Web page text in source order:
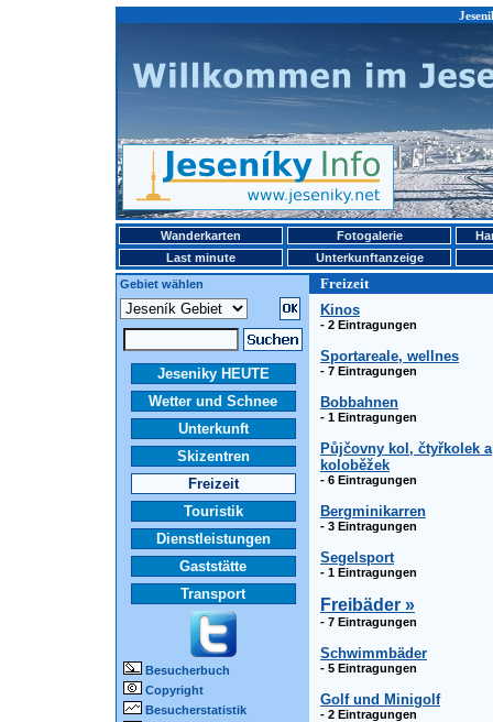
Wanderkarten Fotogalerie
Last minute
Unterkunftanzeige
Gebiet wählen
Freizeit
Jeseniky HEUTE
Wetter und Schnee
Unterkunft
Skizentren
Freizeit
Touristik
Dienstleistungen
Gaststätte
Transport
Besucherbuch
Copyright
Besucherstatistik
Kinos
- 2 Eintragungen
Sportareale, wellnes
- 7 Eintragungen
Bobbahnen
- 1 Eintragungen
Půjčovny kol, čtyřkolek a
koloběžek
- 6 Eintragungen
Bergminikarren
- 3 Eintragungen
Segelsport
- 1 Eintragungen
Freibäder »
- 7 Eintragungen
Schwimmbäder
- 5 Eintragungen
Golf und Minigolf
- 2 Eintragungen